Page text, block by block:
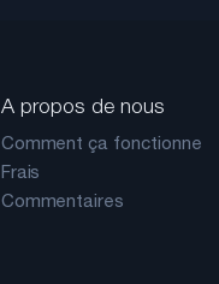
A propos de nous
Comment ça fonctionne
Frais
Commentaires